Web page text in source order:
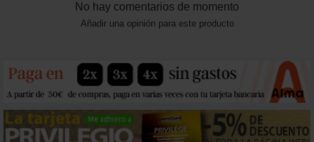
No hay comentarios de momento
Añadir una opinión para este producto